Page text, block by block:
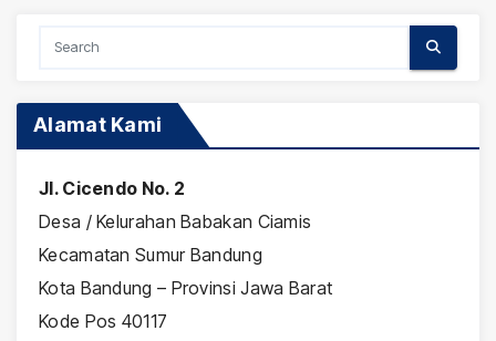
Alamat Kami
Jl. Cicendo No. 2
Desa / Kelurahan Babakan Ciamis
Kecamatan Sumur Bandung
Kota Bandung – Provinsi Jawa Barat
Kode Pos 40117